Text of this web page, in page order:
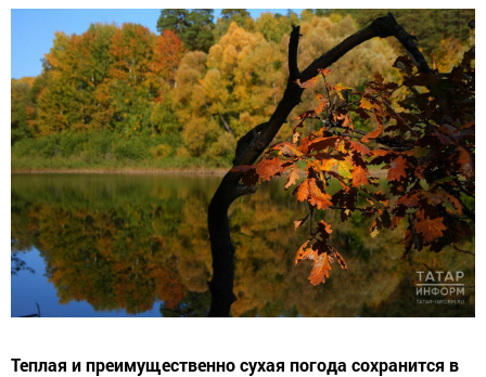
Теплая и преимущественно сухая погода сохранится в